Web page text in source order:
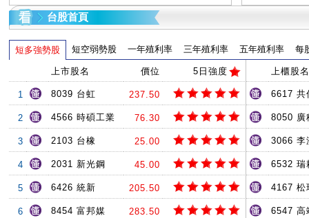
台股首頁
短多強勢股 短空弱勢股 一年殖利率 三年殖利率 五年殖利率 每
上市股名 價位 5日強度
1 8039 台虹 237.50
2 4566 時碩工業 76.30
3 2103 台橡 25.00
4 2031 新光鋼 45.00
5 6426 統新 205.50
6 8454 富邦媒 283.50
上櫃股名
6617 共
8050 廣
3066 李
6532 瑞
4167 松
6547 高